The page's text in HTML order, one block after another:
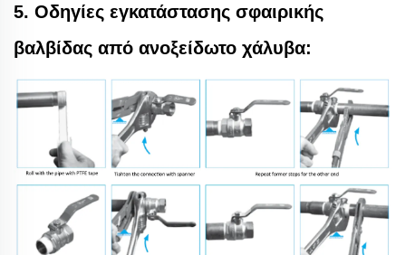
5. Οδηγίες εγκατάστασης σφαιρικής
βαλβίδας από ανοξείδωτο χάλυβα: